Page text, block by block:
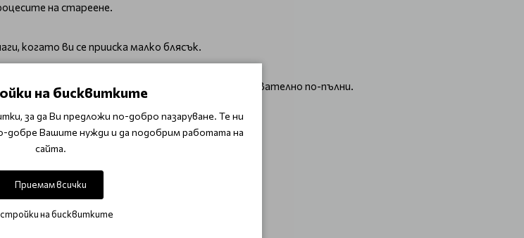
на стареене.
когато ви се прииска малко блясък.
устните да изглеждат по-изпъкнали и следователно по-пълни.
(0)
на бисквитките
за да Ви предложи по-добро пазаруване. Те ни
добре Вашите нужди и да подобрим работата на
сайта.
Приемам всички
на бисквитките